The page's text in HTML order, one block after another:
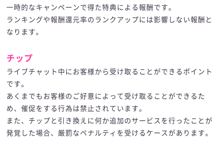
一時的なキャンペーンで得た特典による報酬です。
ランキングや報酬還元率のランクアップには影響しない報酬と
なります。
チップ
ライブチャット中にお客様から受け取ることができるポイント
です。
あくまでもお客様のご好意によって受け取ることができるた
め、催促をする行為は禁止されています。
また、チップと引き換えに何か追加のサービスを行ったことが
発覚した場合、厳罰なペナルティを受けるケースがあります。